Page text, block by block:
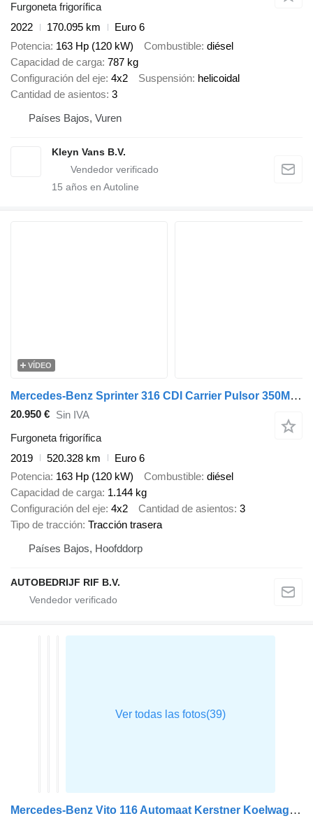
Furgoneta frigorífica
2022
170.095 km
Euro 6
Potencia 163 Hp (120 kW) Combustible diésel
Capacidad de carga 787 kg
Configuración del eje 4x2 Suspensión helicoidal
Cantidad de asientos 3
Países Bajos, Vuren
Kleyn Vans B.V.
15 años en Autoline
VÍDEO
Mercedes-Benz Sprinter 316 CDI Carrier Pulsor 350MT Bitemp +20C/-20C
20.950 € Sin IVA
Furgoneta frigorífica
2019
520.328 km
Euro 6
Potencia 163 Hp (120 kW) Combustible diésel
Capacidad de carga 1.144 kg
Configuración del eje 4x2 Cantidad de asientos 3
Tipo de tracción Tracción trasera
Países Bajos, Hoofddorp
AUTOBEDRIJF RIF B.V.
Mercedes-Benz Vito 116 Automaat Kerstner Koelwagen L2H1 Airco Cruise Camera Eu